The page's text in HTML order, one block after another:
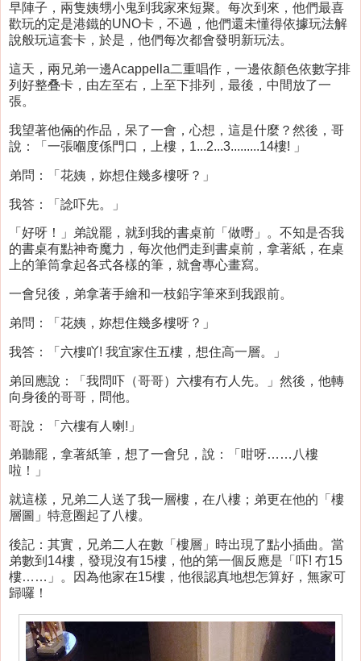
早陣子，兩隻姨甥小鬼到我家來短聚。每次到來，他們最喜
歡玩的定是港鐵的UNO卡，不過，他們還未懂得依據玩法解
說般玩這套卡，於是，他們每次都會發明新玩法。
這天，兩兄弟一邊Acappella二重唱作，一邊依顏色依數字排
列好整叠卡，由左至右，上至下排列，最後，中間放了一
張。
我望著他倆的作品，呆了一會，心想，這是什麼？然後，哥
說：「一張嗰度係門口，上樓，1...2...3.........14樓! 」
弟問：「花姨，妳想住幾多樓呀？」
我答：「諗吓先。」
「好呀！」弟說罷，就到我的書桌前「做嘢」。不知是否我
的書桌有點神奇魔力，每次他們走到書桌前，拿著紙，在桌
上的筆筒拿起各式各樣的筆，就會專心畫寫。
一會兒後，弟拿著手繪和一枝鉛字筆來到我跟前。
弟問：「花姨，妳想住幾多樓呀？」
我答：「六樓吖! 我宜家住五樓，想住高一層。」
弟回應說：「我問吓（哥哥）六樓有冇人先。」然後，他轉
向身後的哥哥，問他。
哥說：「六樓有人喇!」
弟聽罷，拿著紙筆，想了一會兒，說：「咁呀……八樓
啦！」
就這樣，兄弟二人送了我一層樓，在八樓；弟更在他的「樓
層圖」特意圈起了八樓。
後記：其實，兄弟二人在數「樓層」時出現了點小插曲。當
弟數到14樓，發現沒有15樓，他的第一個反應是「吓! 冇15
樓……」。因為他家在15樓，他很認真地想怎算好，無家可
歸囉！